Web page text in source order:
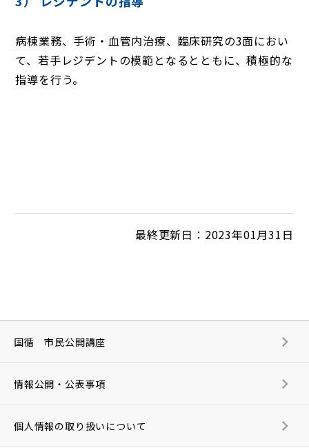
病棟業務、手術・血管内治療、臨床研究の3面におい
て、若手レジデントの模範となるとともに、積極的な
指導を行う。
最終更新日：2023年01月31日
国循 市民公開講座
情報公開・公表事項
個人情報の取り扱いについて